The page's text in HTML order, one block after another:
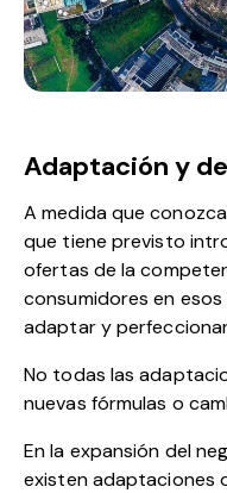
Adaptación y
A medida que
que tiene previsto
ofertas de la
consumidores en
adaptar y
No todas las
nuevas fórmulas o
En la expansión del
existen adaptaciones